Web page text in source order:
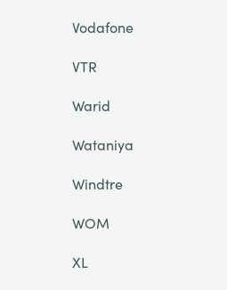
Vodafone
VTR
Warid
Wataniya
Windtre
WOM
XL